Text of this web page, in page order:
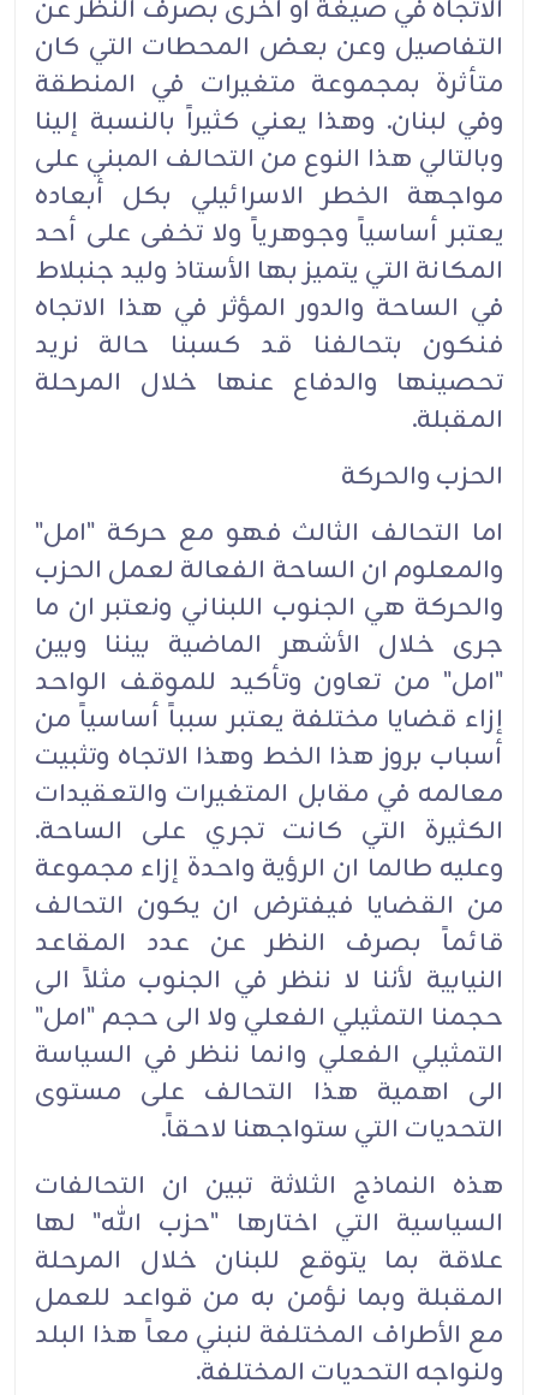
الاتجاه في صيغة او أخرى بصرف النظر عن
التفاصيل وعن بعض المحطات التي كان
متأثرة بمجموعة متغيرات في المنطقة
وفي لبنان. وهذا يعني كثيراً بالنسبة إلينا
وبالتالي هذا النوع من التحالف المبني على
مواجهة الخطر الاسرائيلي بكل أبعاده
يعتبر أساسياً وجوهرياً ولا تخفى على أحد
المكانة التي يتميز بها الأستاذ وليد جنبلاط
في الساحة والدور المؤثر في هذا الاتجاه
فنكون بتحالفنا قد كسبنا حالة نريد
تحصينها والدفاع عنها خلال المرحلة
المقبلة.‏
الحزب والحركة‏
اما التحالف الثالث فهو مع حركة "امل"
والمعلوم ان الساحة الفعالة لعمل الحزب
والحركة هي الجنوب اللبناني ونعتبر ان ما
جرى خلال الأشهر الماضية بيننا وبين
"امل" من تعاون وتأكيد للموقف الواحد
إزاء قضايا مختلفة يعتبر سبباً أساسياً من
أسباب بروز هذا الخط وهذا الاتجاه وتثبيت
معالمه في مقابل المتغيرات والتعقيدات
الكثيرة التي كانت تجري على الساحة.
وعليه طالما ان الرؤية واحدة إزاء مجموعة
من القضايا فيفترض ان يكون التحالف
قائماً بصرف النظر عن عدد المقاعد
النيابية لأننا لا ننظر في الجنوب مثلاً الى
حجمنا التمثيلي الفعلي ولا الى حجم "امل"
التمثيلي الفعلي وانما ننظر في السياسة
الى اهمية هذا التحالف على مستوى
التحديات التي ستواجهنا لاحقاً.‏
هذه النماذج الثلاثة تبين ان التحالفات
السياسية التي اختارها "حزب الله" لها
علاقة بما يتوقع للبنان خلال المرحلة
المقبلة وبما نؤمن به من قواعد للعمل
مع الأطراف المختلفة لنبني معاً هذا البلد
ولنواجه التحديات المختلفة.‏